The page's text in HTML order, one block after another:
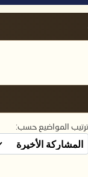
ترتيب المواضيع حسب: